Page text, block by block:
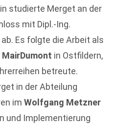
studierte Merget an der
mit Dipl.-Ing.
Es folgte die Arbeit als
MairDumont in Ostfildern,
betreute.
in der Abteilung
im Wolfgang Metzner
und Implementierung